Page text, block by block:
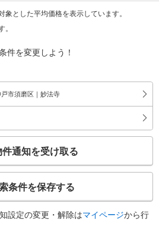
とした平均価格を表示しています。
件を変更しよう！
市須磨区｜妙法寺
通知を受け取る
条件を保存する
設定の変更・解除はマイページから行